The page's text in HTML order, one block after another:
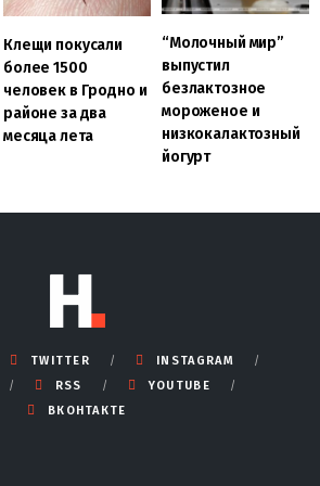
Клещи покусали
более 1500
человек в Гродно и
районе за два
месяца лета
“Молочный мир”
выпустил
безлактозное
мороженое и
низкокалактозный
йогурт
TWITTER
INSTAGRAM
RSS
YOUTUBE
ВКОНТАКТЕ